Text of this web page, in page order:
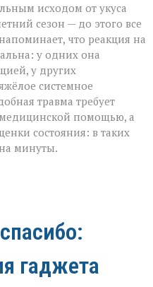
исходом от укуса
сезон — до этого все
что реакция на
у одних она
у других
системное
травма требует
помощью, а
состояния: в таких
минуты.
гаджета